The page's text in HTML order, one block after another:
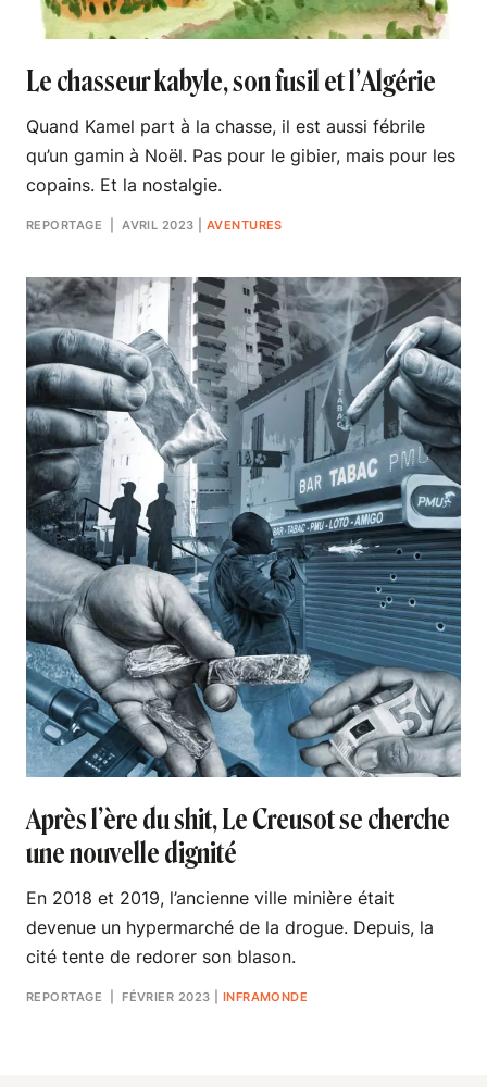
Le chasseur kabyle, son fusil et l’Algérie
Quand Kamel part à la chasse, il est aussi fébrile
qu’un gamin à Noël. Pas pour le gibier, mais pour les
copains. Et la nostalgie.
REPORTAGE | AVRIL 2023 AVENTURES
Après l’ère du shit, Le Creusot se cherche
une nouvelle dignité
En 2018 et 2019, l’ancienne ville minière était
devenue un hypermarché de la drogue. Depuis, la
cité tente de redorer son blason.
REPORTAGE | FÉVRIER 2023 INFRAMONDE